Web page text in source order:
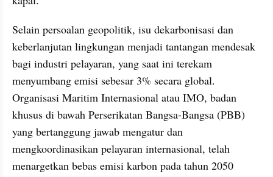
Selain persoalan geopolitik, isu dekarbonisasi dan
keberlanjutan lingkungan menjadi tantangan mendesak
bagi industri pelayaran, yang saat ini terekam
menyumbang emisi sebesar 3% secara global.
Organisasi Maritim Internasional atau IMO, badan
khusus di bawah Perserikatan Bangsa-Bangsa (PBB)
yang bertanggung jawab mengatur dan
mengkoordinasikan pelayaran internasional, telah
menargetkan bebas emisi karbon pada tahun 2050